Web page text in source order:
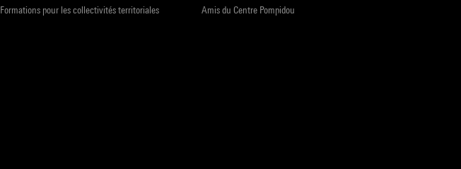
Formations pour les collectivités territoriales Amis du Centre Pompidou